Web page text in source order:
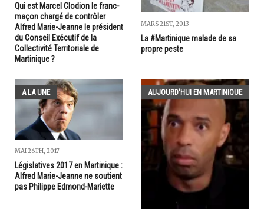
Qui est Marcel Clodion le franc-
maçon chargé de contrôler
Alfred Marie-Jeanne le président
du Conseil Exécutif de la
Collectivité Territoriale de
Martinique ?
MARS 21ST, 2013
La #Martinique malade de sa
propre peste
A LA UNE
MAI 26TH, 2017
Législatives 2017 en Martinique :
Alfred Marie-Jeanne ne soutient
pas Philippe Edmond-Mariette
AUJOURD'HUI EN MARTINIQUE